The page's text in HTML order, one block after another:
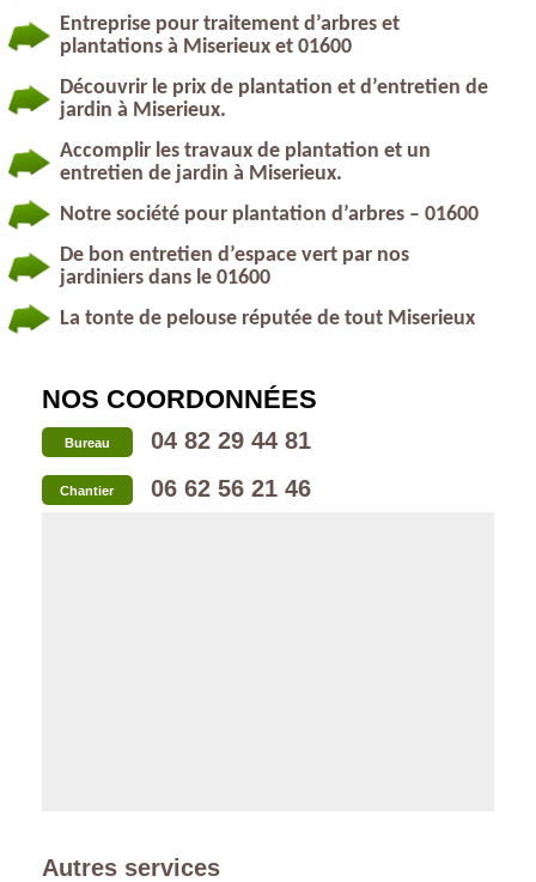
Entreprise pour traitement d’arbres et
plantations à Miserieux et 01600
Découvrir le prix de plantation et d’entretien de
jardin à Miserieux.
Accomplir les travaux de plantation et un
entretien de jardin à Miserieux.
Notre société pour plantation d’arbres – 01600
De bon entretien d’espace vert par nos
jardiniers dans le 01600
La tonte de pelouse réputée de tout Miserieux
NOS COORDONNÉES
Bureau 04 82 29 44 81
Chantier 06 62 56 21 46
Autres services